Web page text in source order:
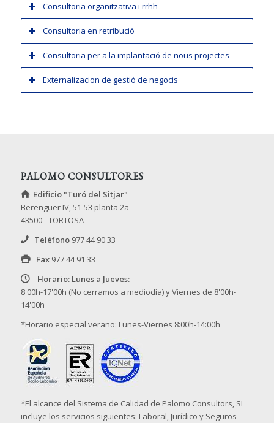
Consultoria organitzativa i rrhh
Consultoria en retribució
Consultoria per a la implantació de nous projectes
Externalizacion de gestió de negocis
PALOMO CONSULTORES
Edificio "Turó del Sitjar"
Berenguer IV, 51-53 planta 2a
43500 - TORTOSA
Teléfono 977 44 90 33
Fax 977 44 91 33
Horario: Lunes a Jueves:
8'00h-17'00h (No cerramos a mediodía) y Viernes de 8'00h-
14'00h
*Horario especial verano: Lunes-Viernes 8:00h-14:00h
*El alcance del Sistema de Calidad de Palomo Consultors, SL
incluye los servicios siguientes: Laboral, Jurídico y Seguros